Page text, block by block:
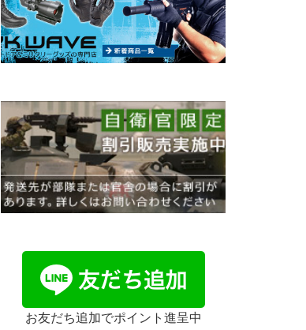
お友だち追加でポイント進呈中